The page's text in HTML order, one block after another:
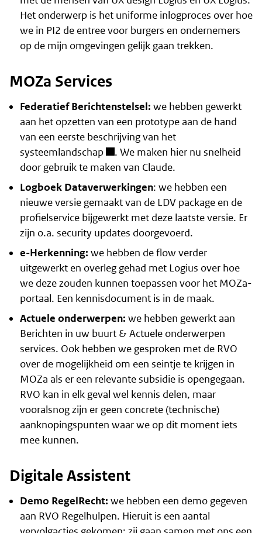
Het onderwerp is het uniforme inlogproces over hoe
we in PI2 de entree voor burgers en ondernemers
op de mijn omgevingen gelijk gaan trekken.
MOZa Services
Federatief Berichtenstelsel: we hebben gewerkt
aan het opzetten van een prototype aan de hand
van een eerste beschrijving van het
systeemlandschap
. We maken hier nu snelheid
door gebruik te maken van Claude.
Logboek Dataverwerkingen: we hebben een
nieuwe versie gemaakt van de LDV package en de
profielservice bijgewerkt met deze laatste versie. Er
zijn o.a. security updates doorgevoerd.
e-Herkenning: we hebben de flow verder
uitgewerkt en overleg gehad met Logius over hoe
we deze zouden kunnen toepassen voor het MOZa-
portaal. Een kennisdocument is in de maak.
Actuele onderwerpen: we hebben gewerkt aan
Berichten in uw buurt & Actuele onderwerpen
services. Ook hebben we gesproken met de RVO
over de mogelijkheid om een seintje te krijgen in
MOZa als er een relevante subsidie is opengegaan.
RVO kan in elk geval wel kennis delen, maar
vooralsnog zijn er geen concrete (technische)
aanknopingspunten waar we op dit moment iets
mee kunnen.
Digitale Assistent
Demo RegelRecht: we hebben een demo gegeven
aan RVO Regelhulpen. Hieruit is een aantal